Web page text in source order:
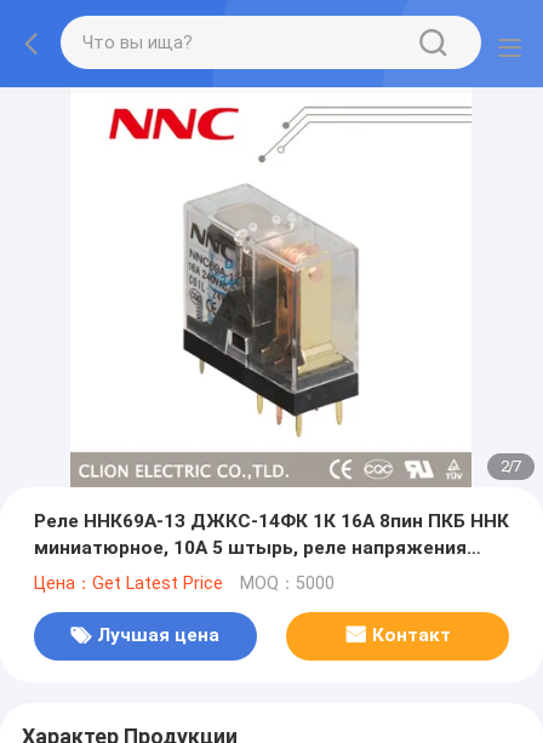
2/7
Реле ННК69А-1З ДЖКС-14ФК 1К 16А 8пин ПКБ ННК
миниатюрное, 10А 5 штырь, реле напряжения
тока ДК 3В-24в
Цена：Get Latest Price MOQ：5000
Лучшая цена Контакт
Характер Продукции